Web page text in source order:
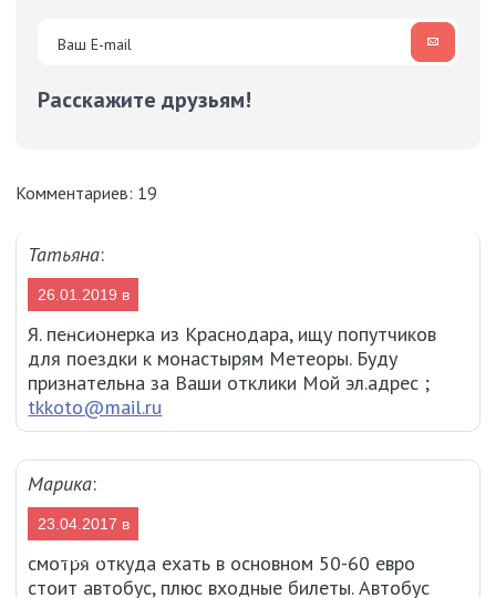
Расскажите друзьям!
Комментариев: 19
Татьяна:
26.01.2019 в
17:31
Я. пенсионерка из Краснодара, ищу попутчиков
для поездки к монастырям Метеоры. Буду
признательна за Ваши отклики Мой эл.адрес ;
tkkoto@mail.ru
Марика:
23.04.2017 в
12:34
смотря откуда ехать в основном 50-60 евро
стоит автобус, плюс входные билеты. Автобус